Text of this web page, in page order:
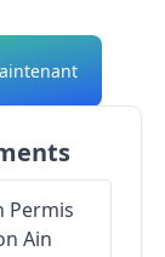
Permis
Ain